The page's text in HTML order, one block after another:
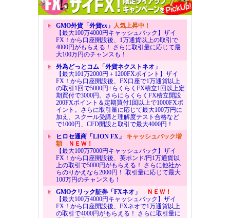
GMO外貨「外貨ex」 人気上昇中！
【最大100万4000円キャッシュバック】ザイ
FX！から口座開設後、1万通貨以上の取引で
4000円がもらえる！ さらに取引量に応じて最
大100万円のチャンスも！
外為どっとコム「外貨ネクストネオ」
【最大101万2000円＋1200FXポイント】ザイ
FX！から口座開設後、FX口座で1万通貨以上
の取引1回で5000円+らくらくFX積立1回以上定
期買付で3000円。さらにらくらくFX積立開設
200FXポイント＆定期買付1回以上で1000FXポ
イント。さらに取引量に応じて最大100万円に
加え、スクール受講と理解度テスト合格など
で1000円、CFD開設と取引で最大4000円！
ヒロセ通商「LION FX」 キャッシュバック増
額ＮＥＷ！
【最大100万7000円キャッシュバック】ザイ
FX！から口座開設後、英ポンド/円1万通貨以
上の取引で5000円がもらえる！ さらに他社か
らのりかえなら2000円！ 取引量に応じて最大
100万円のチャンスも！
GMOクリック証券「FXネオ」
ＮＥＷ！
【最大100万4000円キャッシュバック】ザイ
FX！から口座開設後、FXネオで1万通貨以上
の取引で4000円がもらえる！ さらに取引量に